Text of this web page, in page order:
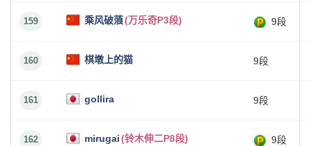
159 乘风破蒗(万乐奇P3段) 9段
160 棋墩上的猫 9段
161 gollira 9段
162 mirugai(铃木伸二P8段) 9段